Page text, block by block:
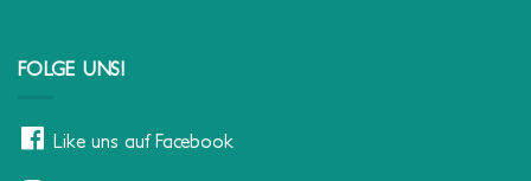
FOLGE UNS!
Like uns auf Facebook